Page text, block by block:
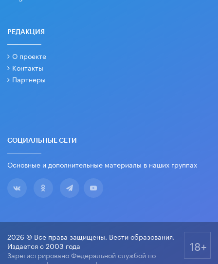
РЕДАКЦИЯ
О проекте
Контакты
Партнеры
СОЦИАЛЬНЫЕ СЕТИ
Основные и дополнительные материалы в наших группах
2026 © Все права защищены. Вести образования.
Издается с 2003 года
Зарегистрировано Федеральной службой по
18+